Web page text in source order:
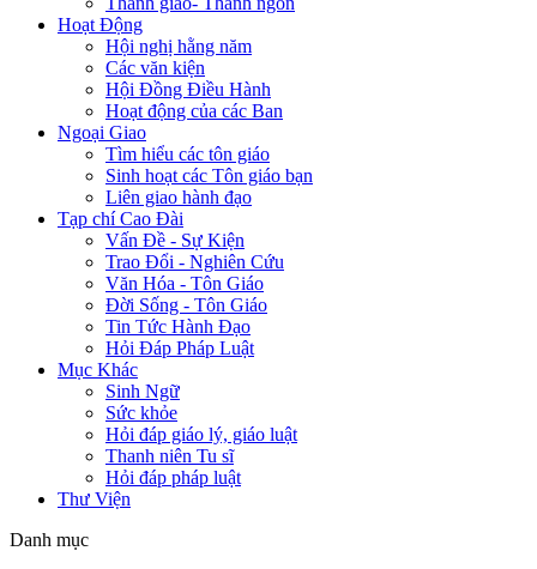
Hoạt Động
Hội nghị hằng năm
Các văn kiện
Hội Đồng Điều Hành
Hoạt động của các Ban
Ngoại Giao
Tìm hiểu các tôn giáo
Sinh hoạt các Tôn giáo bạn
Liên giao hành đạo
Tạp chí Cao Đài
Vấn Đề - Sự Kiện
Trao Đổi - Nghiên Cứu
Văn Hóa - Tôn Giáo
Đời Sống - Tôn Giáo
Tin Tức Hành Đạo
Hỏi Đáp Pháp Luật
Mục Khác
Sinh Ngữ
Sức khỏe
Hỏi đáp giáo lý, giáo luật
Thanh niên Tu sĩ
Hỏi đáp pháp luật
Thư Viện
Danh mục